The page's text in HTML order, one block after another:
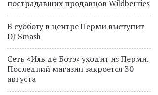
пострадавших продавцов Wildberries
В субботу в центре Перми выступит
DJ Smash
Сеть «Иль де Ботэ» уходит из Перми.
Последний магазин закроется 30
августа